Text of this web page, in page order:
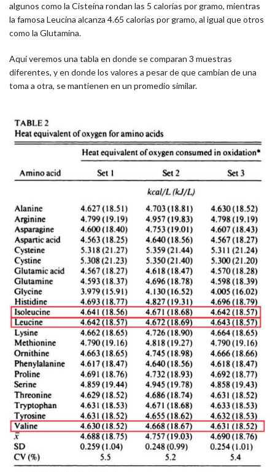
algunos como la Cisteína rondan las 5 calorías por gramo, mientras
la famosa Leucina alcanza 4.65 calorías por gramo, al igual que otros
como la Glutamina.
Aquí veremos una tabla en donde se comparan 3 muestras
diferentes, y en donde los valores a pesar de que cambian de una
toma a otra, se mantienen en un promedio similar.